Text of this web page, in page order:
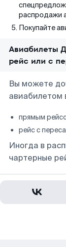
распродажи
Покупайте
Авиабилеты
рейс или с
Вы можете
авиабилетом
прямым
рейс с
Иногда в
чартерные